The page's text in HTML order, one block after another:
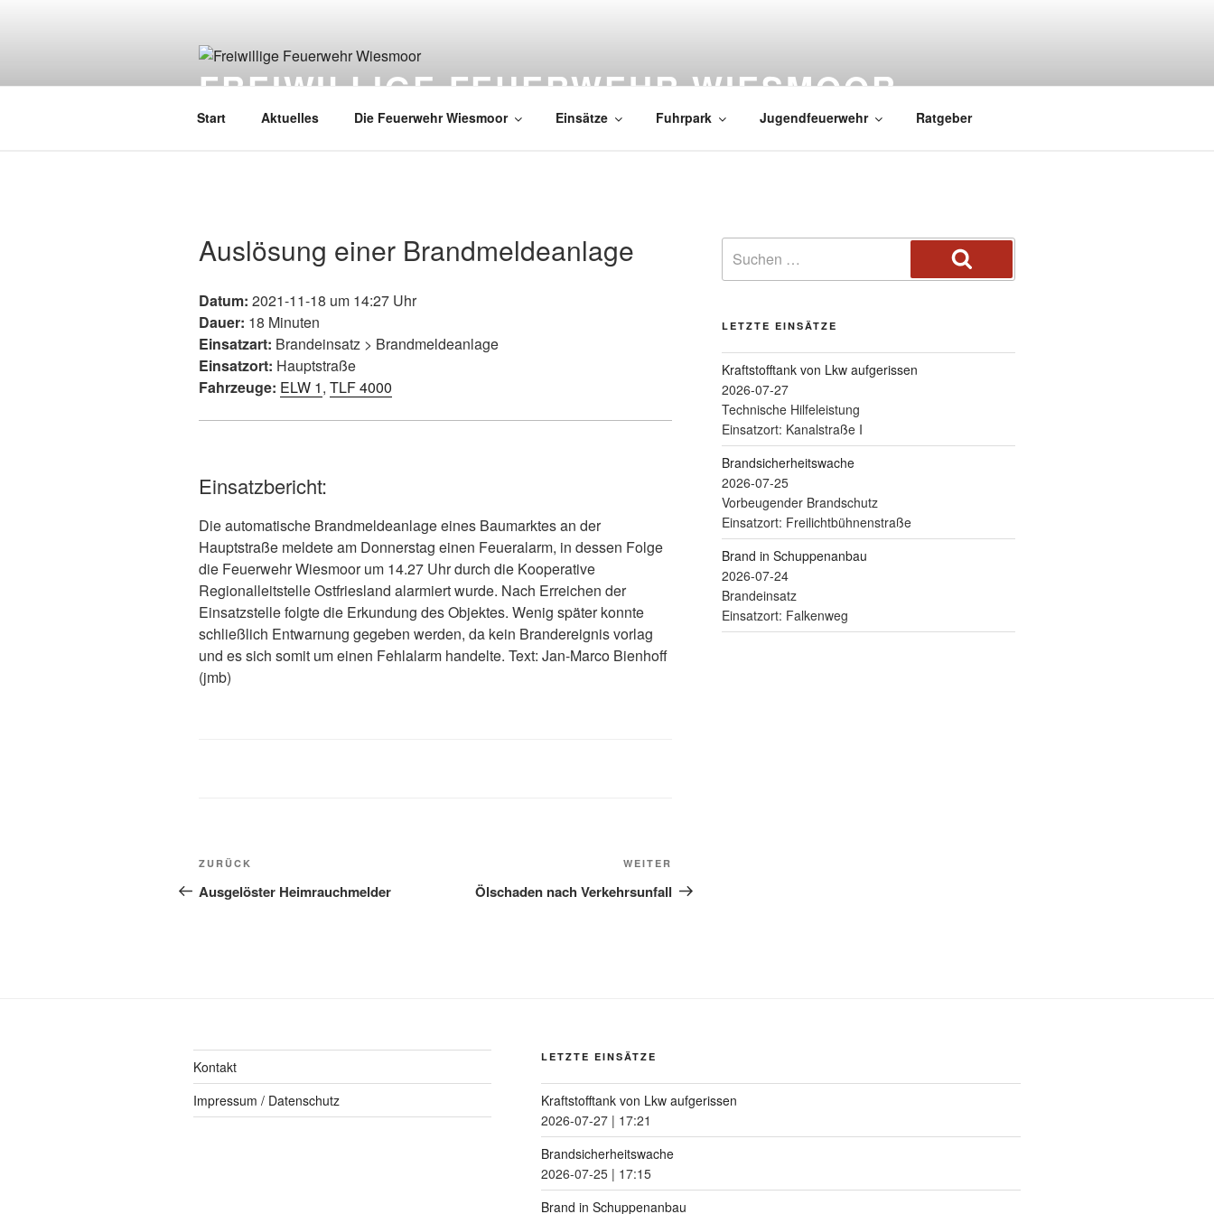
FREIWILLIGE FEUERWEHR WIESMOOR
Start Aktuelles Die Feuerwehr Wiesmoor Einsätze Fuhrpark Jugendfeuerwehr Ratgeber
Auslösung einer Brandmeldeanlage
Datum: 2021-11-18 um 14:27 Uhr
Dauer: 18 Minuten
Einsatzart: Brandeinsatz > Brandmeldeanlage
Einsatzort: Hauptstraße
Fahrzeuge: ELW 1, TLF 4000
Einsatzbericht:
Die automatische Brandmeldeanlage eines Baumarktes an der
Hauptstraße meldete am Donnerstag einen Feueralarm, in dessen Folge
die Feuerwehr Wiesmoor um 14.27 Uhr durch die Kooperative
Regionalleitstelle Ostfriesland alarmiert wurde. Nach Erreichen der
Einsatzstelle folgte die Erkundung des Objektes. Wenig später konnte
schließlich Entwarnung gegeben werden, da kein Brandereignis vorlag
und es sich somit um einen Fehlalarm handelte. Text: Jan-Marco Bienhoff
(jmb)
ZURÜCK
Ausgelöster Heimrauchmelder
WEITER
Ölschaden nach Verkehrsunfall
LETZTE EINSÄTZE
Kraftstofftank von Lkw aufgerissen
2026-07-27
Technische Hilfeleistung
Einsatzort: Kanalstraße I
Brandsicherheitswache
2026-07-25
Vorbeugender Brandschutz
Einsatzort: Freilichtbühnenstraße
Brand in Schuppenanbau
2026-07-24
Brandeinsatz
Einsatzort: Falkenweg
Kontakt
Impressum / Datenschutz
LETZTE EINSÄTZE
Kraftstofftank von Lkw aufgerissen
2026-07-27| 17:21
Brandsicherheitswache
2026-07-25| 17:15
Brand in Schuppenanbau